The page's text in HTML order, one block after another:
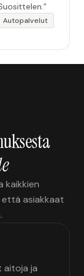
Autopalvelut
kaikkien
asiakkaat
ja